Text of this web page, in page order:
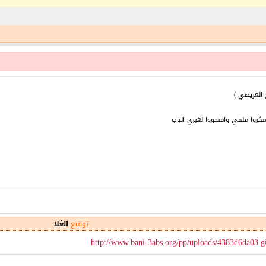
العريضي )
ملفي وافتحووا لغيري الباب
توقيع الغلا
http://www.bani-3abs.org/pp/uploads/